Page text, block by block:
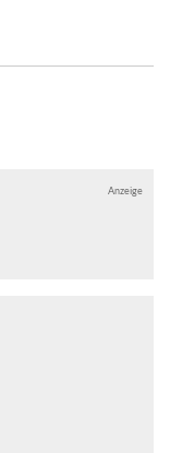
Anzeige